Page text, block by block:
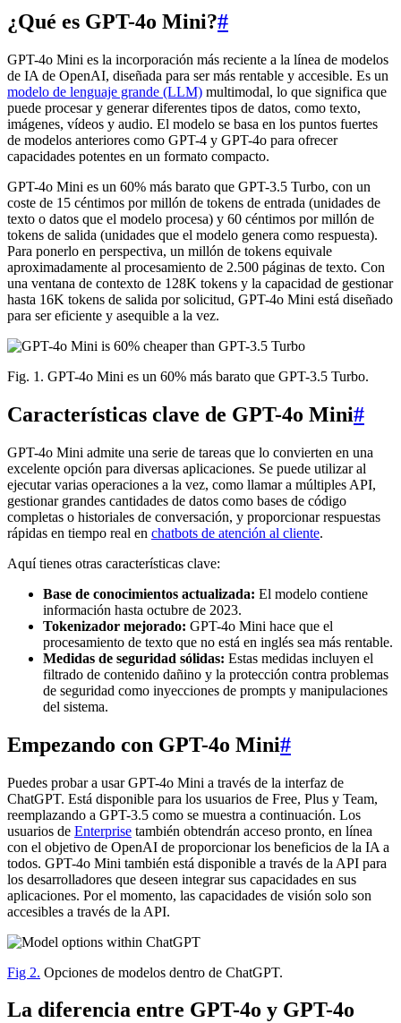
¿Qué es GPT-4o Mini?#
GPT-4o Mini es la incorporación más reciente a la línea de modelos
de IA de OpenAI, diseñada para ser más rentable y accesible. Es un
modelo de lenguaje grande (LLM) multimodal, lo que significa que
puede procesar y generar diferentes tipos de datos, como texto,
imágenes, vídeos y audio. El modelo se basa en los puntos fuertes
de modelos anteriores como GPT-4 y GPT-4o para ofrecer
capacidades potentes en un formato compacto.
GPT-4o Mini es un 60% más barato que GPT-3.5 Turbo, con un
coste de 15 céntimos por millón de tokens de entrada (unidades de
texto o datos que el modelo procesa) y 60 céntimos por millón de
tokens de salida (unidades que el modelo genera como respuesta).
Para ponerlo en perspectiva, un millón de tokens equivale
aproximadamente al procesamiento de 2.500 páginas de texto. Con
una ventana de contexto de 128K tokens y la capacidad de gestionar
hasta 16K tokens de salida por solicitud, GPT-4o Mini está diseñado
para ser eficiente y asequible a la vez.
Fig. 1. GPT-4o Mini es un 60% más barato que GPT-3.5 Turbo.
Características clave de GPT-4o Mini#
GPT-4o Mini admite una serie de tareas que lo convierten en una
excelente opción para diversas aplicaciones. Se puede utilizar al
ejecutar varias operaciones a la vez, como llamar a múltiples API,
gestionar grandes cantidades de datos como bases de código
completas o historiales de conversación, y proporcionar respuestas
rápidas en tiempo real en chatbots de atención al cliente.
Aquí tienes otras características clave:
Base de conocimientos actualizada: El modelo contiene
información hasta octubre de 2023.
Tokenizador mejorado: GPT-4o Mini hace que el
procesamiento de texto que no está en inglés sea más rentable.
Medidas de seguridad sólidas: Estas medidas incluyen el
filtrado de contenido dañino y la protección contra problemas
de seguridad como inyecciones de prompts y manipulaciones
del sistema.
Empezando con GPT-4o Mini#
Puedes probar a usar GPT-4o Mini a través de la interfaz de
ChatGPT. Está disponible para los usuarios de Free, Plus y Team,
reemplazando a GPT-3.5 como se muestra a continuación. Los
usuarios de Enterprise también obtendrán acceso pronto, en línea
con el objetivo de OpenAI de proporcionar los beneficios de la IA a
todos. GPT-4o Mini también está disponible a través de la API para
los desarrolladores que deseen integrar sus capacidades en sus
aplicaciones. Por el momento, las capacidades de visión solo son
accesibles a través de la API.
Fig 2. Opciones de modelos dentro de ChatGPT.
La diferencia entre GPT-4o y GPT-4o